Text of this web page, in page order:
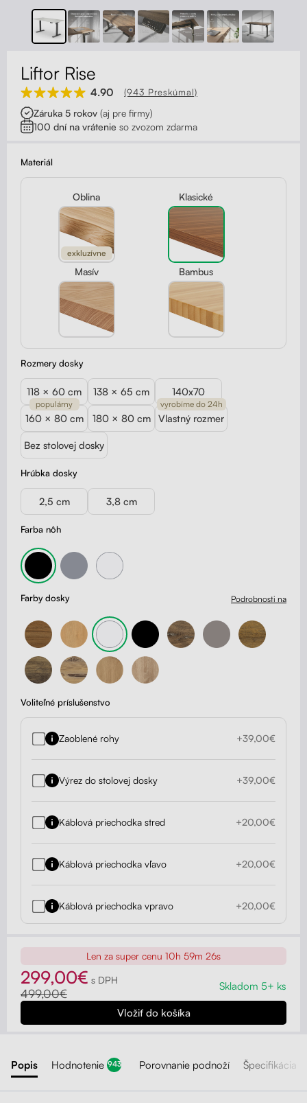
Kolieska
Stojany na monitor - Riser
Skrinky so zásuvkami a zásuvky
Akustické paravány
Opierky
Kontakt
Liftor Rise
4.90 (943 Preskúmal)
Záruka 5 rokov (aj pre firmy)
100 dní na vrátenie so zvozom zdarma
Materiál
Oblina
exkluzívne
Klasické
Masív Bambus
Farba nôh
Hrúbka dosky
2,5 cm 3,8 cm
Rozmery dosky
118 × 60 cm 138 × 65 cm 140x70
160 × 80 cm
populárny
180 × 80 cm Vlastný rozmer
vyrobíme do 24h
Bez stolovej dosky
Farby dosky Podrobnosti na
Voliteľné príslušenstvo
Zaoblené rohy +39,00€
Výrez do stolovej dosky +39,00€
Káblová priechodka stred +20,00€
Káblová priechodka vľavo +20,00€
Káblová priechodka vpravo +20,00€
Len za super cenu 10h 59m 24s
299,00€ s DPH
499,00€
Skladom 5+ ks
Popis Hodnotenie 943 Porovnanie podnoží Špecifikácia